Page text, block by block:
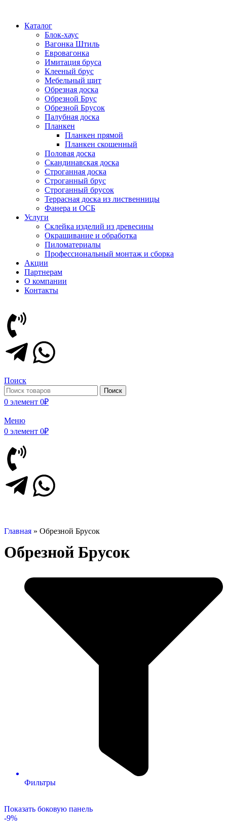
Каталог
Блок-хаус
Вагонка Штиль
Евровагонка
Имитация бруса
Клееный брус
Мебельный щит
Обрезная доска
Обрезной Брус
Обрезной Брусок
Палубная доска
Планкен
Планкен прямой
Планкен скошенный
Половая доска
Скандинавская доска
Строганная доска
Строганный брус
Строганный брусок
Террасная доска из лиственницы
Фанера и ОСБ
Услуги
Склейка изделий из древесины
Окрашивание и обработка
Пиломатериалы
Профессиональный монтаж и сборка
Акции
Партнерам
О компании
Контакты
Поиск
Поиск
0 элемент 0₽
Меню
0 элемент 0₽
Главная » Обрезной Брусок
Обрезной Брусок
Фильтры
Показать боковую панель
-9%